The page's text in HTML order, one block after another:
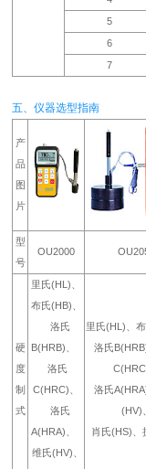
5
6
7
五、仪器选型指南
产
品
图
片
型
号
OU2000
硬
度
制
式
里氏(HL)、
布氏(HB)、
洛氏
B(HRB)、
洛氏
C(HRC)、
洛氏
A(HRA)、
维氏(HV)、
里氏(HL)、布
洛氏
洛氏
(HV)、
肖氏(HS)、